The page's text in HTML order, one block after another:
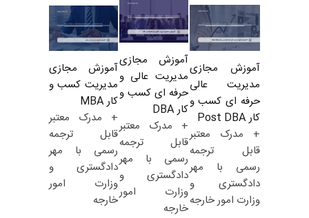
آموزش مجازی
مدیریت عالی
حرفه ای کسب و
کار Post DBA
+ مدرک معتبر
قابل ترجمه
رسمی با مهر
دادگستری و
وزارت امور خارجه
آموزش مجازی
مدیریت عالی و
حرفه ای کسب و
کار DBA
+ مدرک معتبر
قابل ترجمه
رسمی با مهر
دادگستری و
وزارت امور
خارجه
آموزش مجازی
مدیریت کسب و
کار MBA
+ مدرک معتبر
قابل ترجمه
رسمی با مهر
دادگستری و
وزارت امور
خارجه